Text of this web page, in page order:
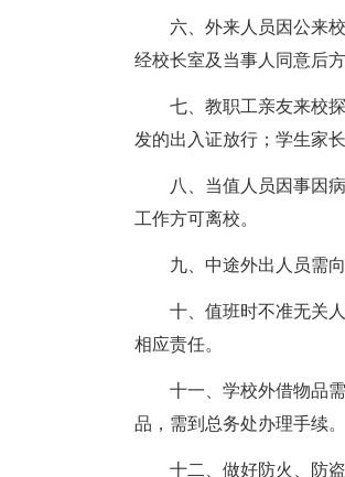
六、外来人员因公来
经校长室及当事人同意后方
七、教职工亲友来校
发的出入证放行；学生家
八、当值人员因事因
工作方可离校。
九、中途外出人员需
十、值班时不准无关
相应责任。
十一、学校外借物品
品，需到总务处办理手续。
十二、做好防火、防